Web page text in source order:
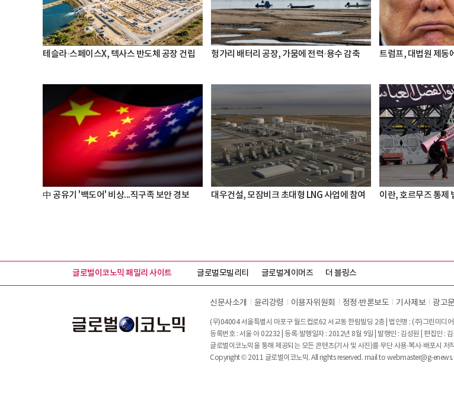
테슬라·스페이스X, 텍사스 반도체 공장 건립 헝가리 배터리 공장, 가뭄에 전력·용수 감축 트럼프, 대법원 제동
中 공유기 '백도어' 비상...직구족 보안 경보 대우건설, 모잠비크 초대형 LNG 사업에 참여 이란, 호르무즈 통제
글로벌이코노믹 패밀리 사이트 글로벌모빌리티 글로벌게이머즈 더 블링스
신문사소개 윤리강령 이용자위원회 정정∙반론보도 기사제보 광고
(우)04004 서울특별시 마포구 월드컵로62 서교동 한림빌딩 2층 | 법인명 : (주)그린미디
등록번호 : 서울 아 02232 | 등록·발행일자 : 2012년 8월 9일 | 발행인 : 김성원 | 편집인 :
글로벌이코노믹을 통해 제공되는 모든 콘텐츠(기사 및 사진)를 무단 사용·복사·배포시
Copyright © 2011 글로벌이코노믹. All rights reserved. mail to webmaster@g-